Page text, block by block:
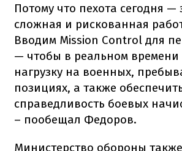
Потому что пехота сегодня —
сложная и рискованная
Вводим Mission Control для
— чтобы в реальном времени
нагрузку на военных,
позициях, а также
справедливость боевых
– пообещал Федоров.
Министерство обороны